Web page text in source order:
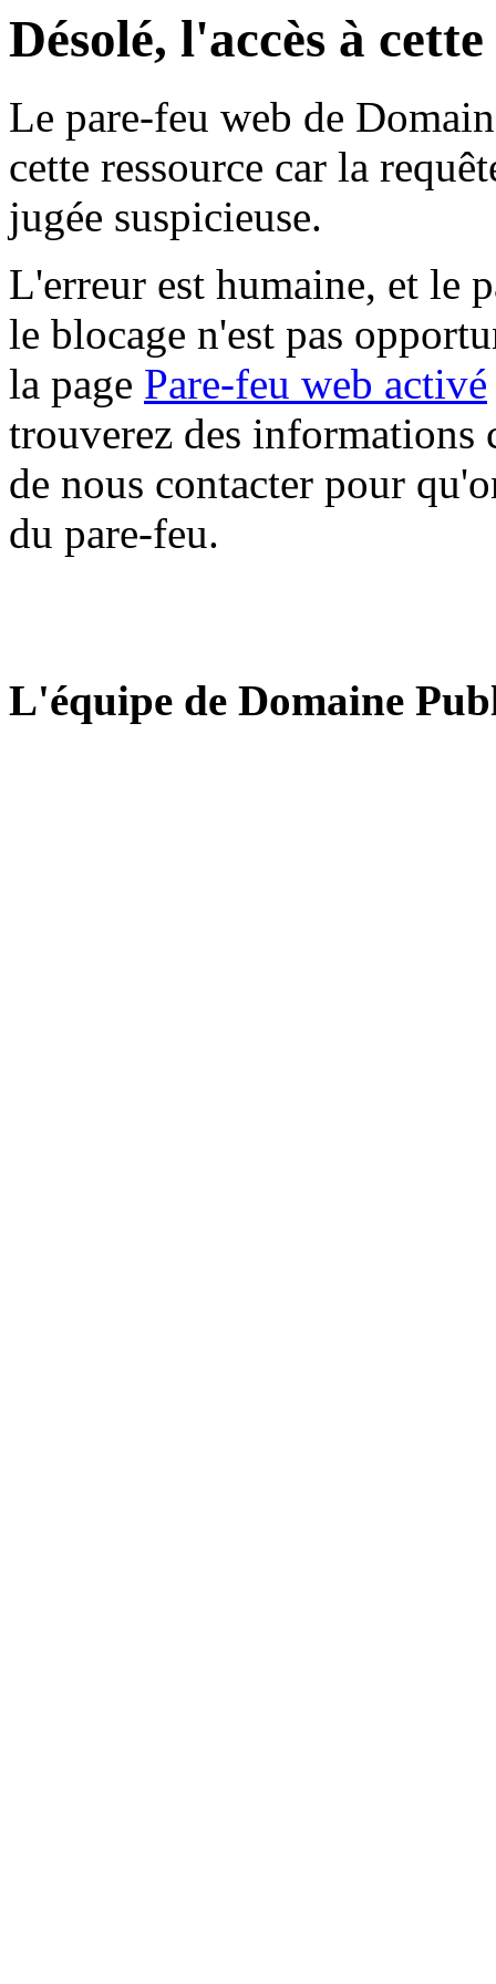
Désolé, l'accès à
Le pare-feu web de
cette ressource car la
jugée suspicieuse.
L'erreur est humaine, et le
le blocage n'est pas
la page Pare-feu web activé
trouverez des informations
de nous contacter pour
du pare-feu.
L'équipe de Domaine